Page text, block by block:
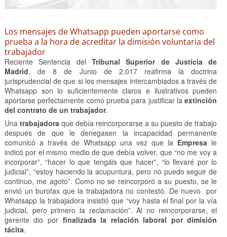
Los mensajes de Whatsapp pueden aportarse como
prueba a la hora de acreditar la dimisión voluntaria del
trabajador
Reciente Sentencia del Tribunal Superior de Justicia de
Madrid, de 8 de Junio de 2.017 reafirma la doctrina
jurisprudencial de que si los mensajes intercambiados a través de
Whatsapp son lo suficientemente claros e ilustrativos pueden
aportarse perfectamente como prueba para justificar laextinción
del contrato de un trabajador.
Una trabajadora que debía reincorporarse a su puesto de trabajo
después de que le denegasen la incapacidad permanente
comunicó a través de Whatsapp una vez que la Empresa le
indicó por el mismo medio de que debía volver, que “no me voy a
incorporar”, “hacer lo que tengáis que hacer”, “lo llevaré por lo
judicial”, “estoy haciendo la acupuntura, pero no puedo seguir de
continuo, me agoto”. Como no se reincorporó a su puesto, se le
envió un burofax que la trabajadora no contestó. De nuevo por
Whatsapp la trabajadora insistió que “voy hasta el final por la vía
judicial, pero primero la reclamación”. Al no reincorporarse, el
gerente dio por finalizada la relación laboral por dimisión
tácita.